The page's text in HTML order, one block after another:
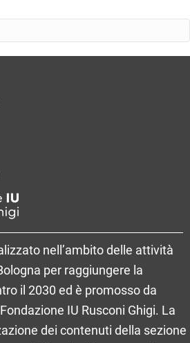
nell’ambito delle attività
per raggiungere la
il 2030 ed è promosso da
IU Rusconi Ghigi. La
dei contenuti della sezione